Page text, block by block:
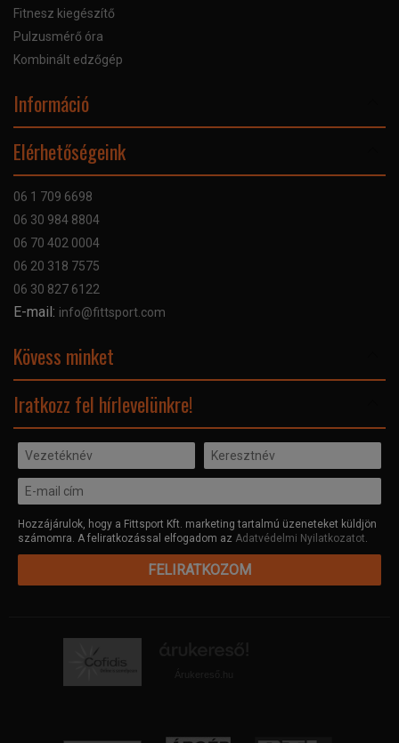
Fitnesz kiegészítő
Pulzusmérő óra
Kombinált edzőgép
Információ
Bankkártyás fizetés
Adatvédelmi nyilatkozat
Elérhetőségeink
06 1 709 6698
06 30 984 8804
06 70 402 0004
06 20 318 7575
06 30 827 6122
E-mail: info@fittsport.com
Kövess minket
Iratkozz fel hírlevelünkre!
Hozzájárulok, hogy a Fittsport Kft. marketing tartalmú üzeneteket küldjön
számomra. A feliratkozással elfogadom az Adatvédelmi Nyilatkozatot.
FELIRATKOZOM